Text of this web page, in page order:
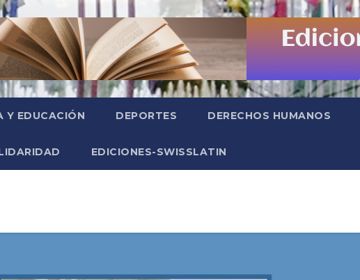
Y EDUCACIÓN DEPORTES DERECHOS HUMANOS
EDICIONES-SWISSLATIN